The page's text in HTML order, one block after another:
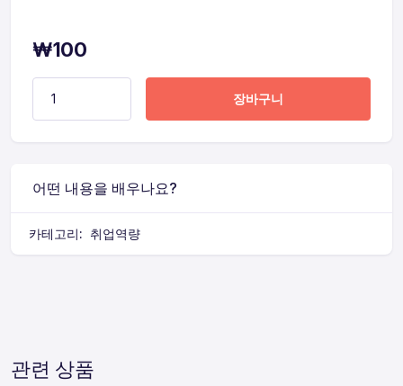
₩100
장바구니
어떤 내용을 배우나요?
카테고리: 취업역량
관련 상품